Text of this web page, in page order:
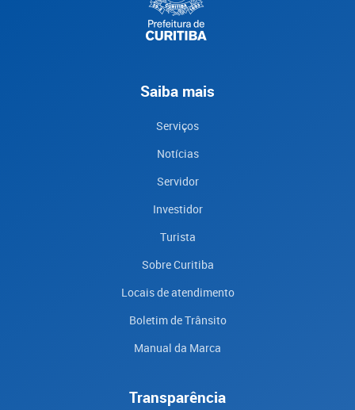
Saiba mais
Serviços
Notícias
Servidor
Investidor
Turista
Sobre Curitiba
Locais de atendimento
Boletim de Trânsito
Manual da Marca
Transparência